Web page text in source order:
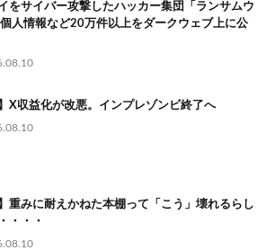
をサイバー攻撃したハッカー集団「ランサムウ
人情報など20万件以上をダークウェブ上に公
】X収益化が改悪。インプレゾンビ終了へ
】重みに耐えかねた本棚って「こう」壊れるらし
・・・